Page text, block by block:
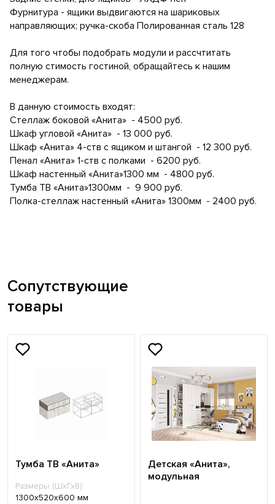
Фурнитура - ящики выдвигаются на шариковых
направляющих; ручка-скоба Полированная сталь 128
Для того чтобы подобрать модули и рассчтитать
полную стимость гостиной, обращайтесь к нашим
менеджерам.
В данную стоимость входят:
Стеллаж боковой «Анита» - 4500 руб.
Шкаф угловой «Анита» - 13 000 руб.
Шкаф «Анита» 4-ств с ящиком и штангой - 12 300 руб.
Пенал «Анита» 1-ств с полками - 6200 руб.
Шкаф настенный «Анита»1300 мм - 4800 руб.
Тумба ТВ «Анита»1300мм - 9 900 руб.
Полка-стеллаж настенный «Анита» 1300мм - 2400 руб.
Сопутствующие
товары
Тумба ТВ «Анита»
Размеры (ШхГхВ):
1300х520х600 мм
Детская «Анита»,
модульная